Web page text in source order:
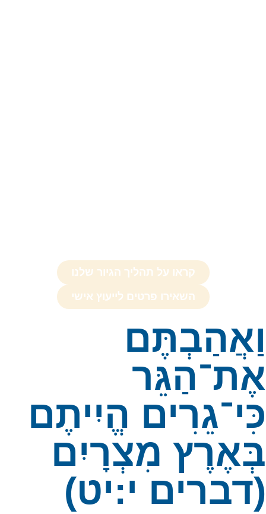
קראו על תהליך הגיור שלנו
השאירו פרטים לייעוץ אישי
הֱיִיתֶם
מִצְרָיִם
י:יט)